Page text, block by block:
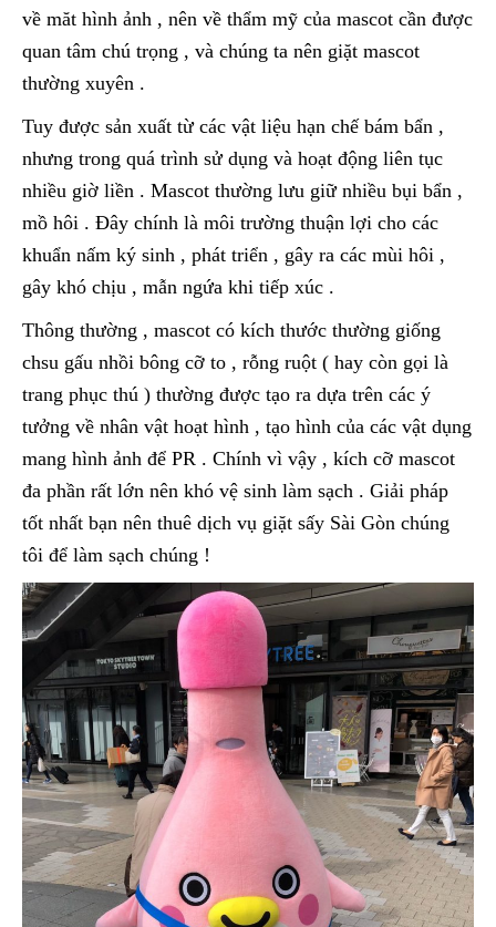
về măt hình ảnh , nên về thẩm mỹ của mascot cần được
quan tâm chú trọng , và chúng ta nên giặt mascot
thường xuyên .
Tuy được sản xuất từ các vật liệu hạn chế bám bẩn ,
nhưng trong quá trình sử dụng và hoạt động liên tục
nhiều giờ liền . Mascot thường lưu giữ nhiều bụi bẩn ,
mồ hôi . Đây chính là môi trường thuận lợi cho các
khuẩn nấm ký sinh , phát triển , gây ra các mùi hôi ,
gây khó chịu , mẫn ngứa khi tiếp xúc .
Thông thường , mascot có kích thước thường giống
chsu gấu nhồi bông cỡ to , rỗng ruột ( hay còn gọi là
trang phục thú ) thường được tạo ra dựa trên các ý
tưởng về nhân vật hoạt hình , tạo hình của các vật dụng
mang hình ảnh để PR . Chính vì vậy , kích cỡ mascot
đa phần rất lớn nên khó vệ sinh làm sạch . Giải pháp
tốt nhất bạn nên thuê dịch vụ giặt sấy Sài Gòn chúng
tôi để làm sạch chúng !